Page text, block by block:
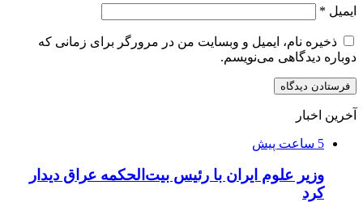
ایمیل *
ذخیره نام، ایمیل و وبسایت من در مرورگر برای زمانی که
دوباره دیدگاهی می‌نویسم.
آخرین اخبار
5 ساعت پیش
وزیر علوم ایران با رئیس بیت‌الحکمه عراق دیدار
کرد